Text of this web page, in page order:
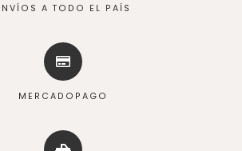
A TODO EL PAÍS
MERCADOPAGO